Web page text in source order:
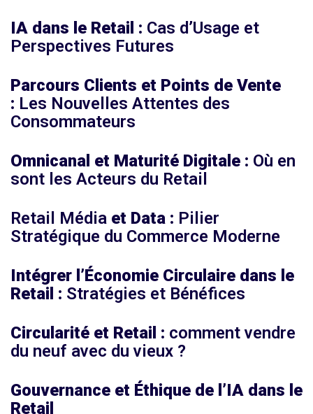
IA dans le Retail : Cas d’Usage et
Perspectives Futures
Parcours Clients et Points de Vente
: Les Nouvelles Attentes des
Consommateurs
Omnicanal et Maturité Digitale : Où en
sont les Acteurs du Retail
Retail Média et Data : Pilier
Stratégique du Commerce Moderne
Intégrer l’Économie Circulaire dans le
Retail : Stratégies et Bénéfices
Circularité et Retail : comment vendre
du neuf avec du vieux ?
Gouvernance et Éthique de l’IA dans le
Retail